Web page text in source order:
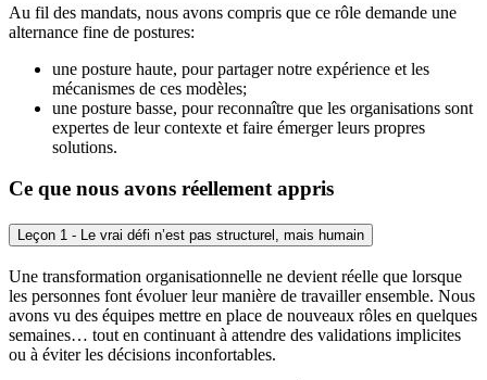
Au fil des mandats, nous avons compris que ce rôle demande une
alternance fine de postures:
une posture haute, pour partager notre expérience et les
mécanismes de ces modèles;
une posture basse, pour reconnaître que les organisations sont
expertes de leur contexte et faire émerger leurs propres
solutions.
Ce que nous avons réellement appris
Leçon 1 - Le vrai défi n’est pas structurel, mais humain
Une transformation organisationnelle ne devient réelle que lorsque
les personnes font évoluer leur manière de travailler ensemble. Nous
avons vu des équipes mettre en place de nouveaux rôles en quelques
semaines… tout en continuant à attendre des validations implicites
ou à éviter les décisions inconfortables.